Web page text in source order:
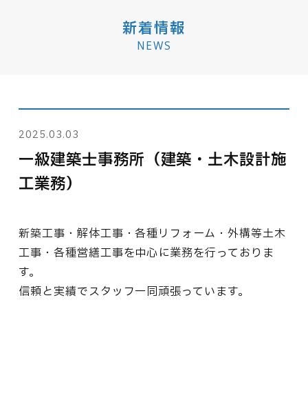
新着情報
NEWS
2025.03.03
一級建築士事務所（建築・土木設計施
工業務）
新築工事・解体工事・各種リフォーム・外構等土木
工事・各種営繕工事を中心に業務を行っておりま
す。
信頼と実績でスタッフ一同頑張っています。